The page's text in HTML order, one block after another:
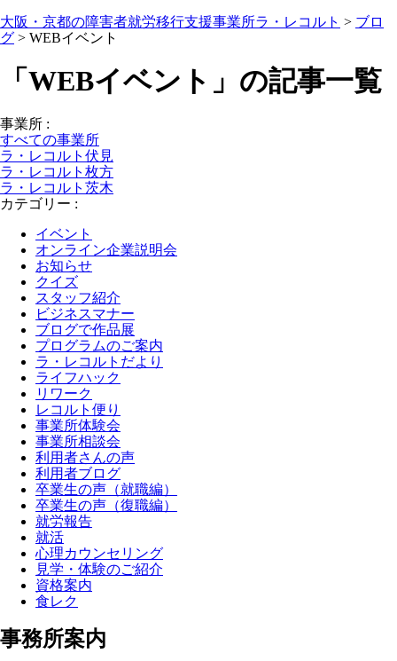
大阪・京都の障害者就労移行支援事業所ラ・レコルト > ブロ
グ > WEBイベント
「WEBイベント」の記事一覧
事業所 :
すべての事業所
ラ・レコルト伏見
ラ・レコルト枚方
ラ・レコルト茨木
カテゴリー :
イベント
オンライン企業説明会
お知らせ
クイズ
スタッフ紹介
ビジネスマナー
ブログで作品展
プログラムのご案内
ラ・レコルトだより
ライフハック
リワーク
レコルト便り
事業所体験会
事業所相談会
利用者さんの声
利用者ブログ
卒業生の声（就職編）
卒業生の声（復職編）
就労報告
就活
心理カウンセリング
見学・体験のご紹介
資格案内
食レク
事務所案内